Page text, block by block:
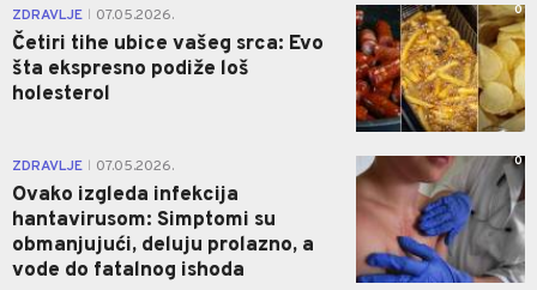
ZDRAVLJE 07.05.2026.
Četiri tihe ubice vašeg srca: Evo
šta ekspresno podiže loš
holesterol
0
ZDRAVLJE 07.05.2026.
Ovako izgleda infekcija
hantavirusom: Simptomi su
obmanjujući, deluju prolazno, a
vode do fatalnog ishoda
0